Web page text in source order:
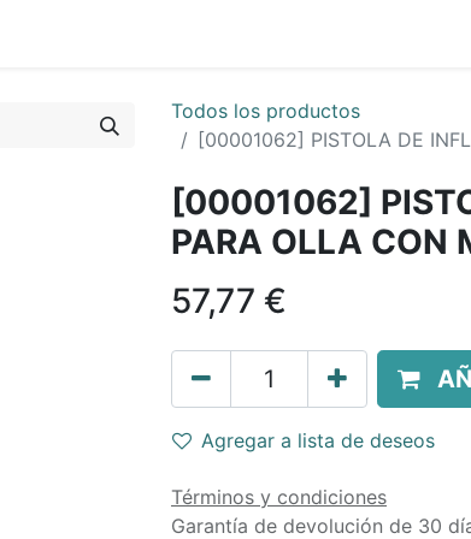
Todos los productos
[00001062] PISTOLA DE
[00001062]
PARA OLLA CON
57,77 €
Agregar a lista de deseos
Términos y condiciones
Garantía de devolución de 30